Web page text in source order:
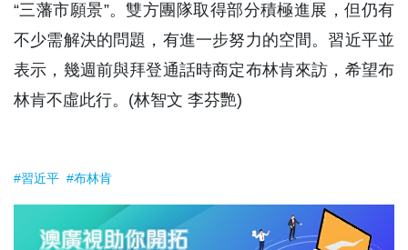
“三藩市願景”。雙方團隊取得部分積極進展，但仍有
不少需解決的問題，有進一步努力的空間。習近平並
表示，幾週前與拜登通話時商定布林肯來訪，希望布
林肯不虛此行。(林智文 李芬艷)
#習近平 #布林肯